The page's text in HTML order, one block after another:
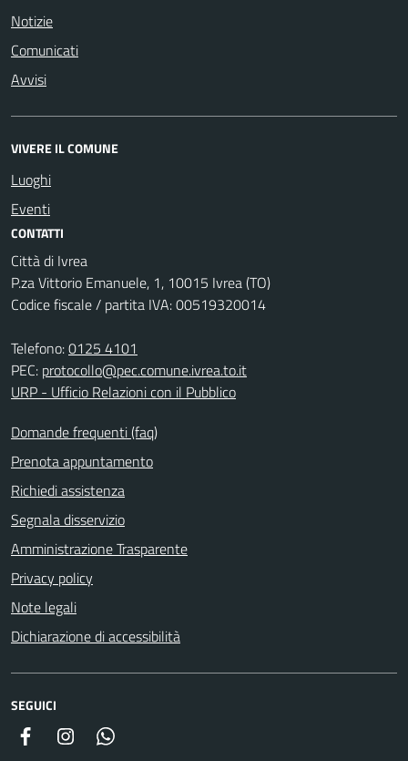
Notizie
Comunicati
Avvisi
VIVERE IL COMUNE
Luoghi
Eventi
CONTATTI
Città di Ivrea
P.za Vittorio Emanuele, 1, 10015 Ivrea (TO)
Codice fiscale / partita IVA: 00519320014
Telefono:0125 4101
PEC: protocollo@pec.comune.ivrea.to.it
URP - Ufficio Relazioni con il Pubblico
Domande frequenti (faq)
Prenota appuntamento
Richiedi assistenza
Segnala disservizio
Amministrazione Trasparente
Privacy policy
Note legali
Dichiarazione di accessibilità
SEGUICI
Facebook Instagram